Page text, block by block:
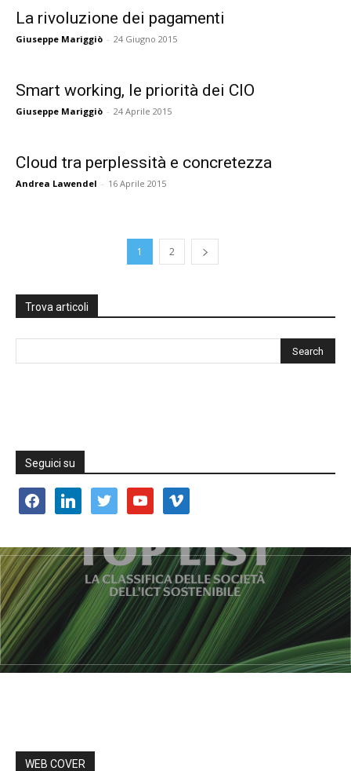
La rivoluzione dei pagamenti
Giuseppe Mariggiò - 24 Giugno 2015
Smart working, le priorità dei CIO
Giuseppe Mariggiò - 24 Aprile 2015
Cloud tra perplessità e concretezza
Andrea Lawendel - 16 Aprile 2015
1 2
Trova articoli
Seguici su
facebooklinkedin twitter youtube vimeo
WEB COVER